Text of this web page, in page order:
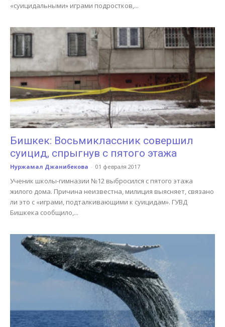
«суицидальными» играми подростков,...
Бишкек: Восьмиклассник совершил
суицид, спрыгнув с пятого этажа
Нуржамал Джанибекова - 01 февраля 2017
Ученик школы-гимназии №12 выбросился с пятого этажа
жилого дома. Причина неизвестна, милиция выясняет, связано
ли это с «играми, подталкивающими к суицидам». ГУВД
Бишкека сообщило,...